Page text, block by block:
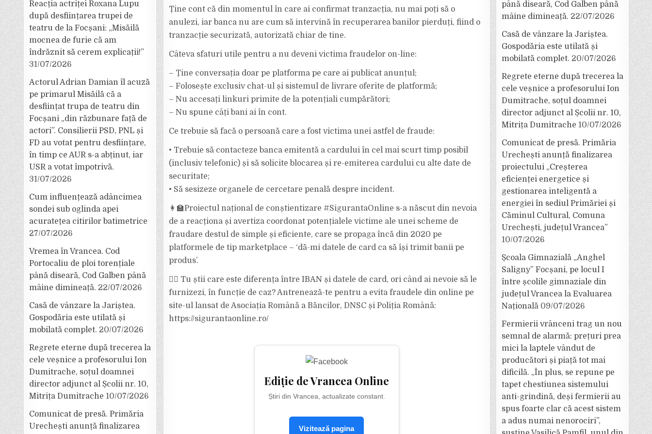
Ține cont că din momentul în care ai confirmat tranzacția, nu mai poți să o
anulezi, iar banca nu are cum să intervină în recuperarea banilor pierduți, fiind o
tranzacție securizată, autorizată chiar de tine.
Câteva sfaturi utile pentru a nu deveni victima fraudelor on-line:
– Ține conversația doar pe platforma pe care ai publicat anunțul;
– Folosește exclusiv chat-ul și sistemul de livrare oferite de platformă;
– Nu accesați linkuri primite de la potențiali cumpărători;
– Nu spune câți bani ai în cont.
Ce trebuie să facă o persoană care a fost victima unei astfel de fraude:
• Trebuie să contacteze banca emitentă a cardului în cel mai scurt timp posibil
(inclusiv telefonic) și să solicite blocarea și re-emiterea cardului cu alte date de
securitate;
• Să sesizeze organele de cercetare penală despre incident.
👩🏫Proiectul național de conștientizare #SigurantaOnline s-a născut din nevoia
de a reacționa și avertiza coordonat potențialele victime ale unei scheme de
fraudare destul de simple și eficiente, care se propaga încă din 2020 pe
platformele de tip marketplace – ‘dă-mi datele de card ca să își trimit banii pe
produs’.
🏋️‍♂️ Tu știi care este diferența între IBAN și datele de card, ori când ai nevoie să le
furnizezi, în funcție de caz? Antrenează-te pentru a evita fraudele din online pe
site-ul lansat de Asociația Română a Băncilor, DNSC și Poliția Română:
https://sigurantaonline.ro/
Ediție de Vrancea Online
Știri din Vrancea, actualizate constant.
Vizitează pagina
Reacția actriței Roxana Lupu
după desființarea trupei de
teatru de la Focșani: „Misăilă
mocnea de furie că am
îndrăznit să cerem explicații!”
31/07/2026
Actorul Adrian Damian îl acuză
pe primarul Misăilă că a
desființat trupa de teatru din
Focșani „din răzbunare față de
actori”. Consilierii PSD, PNL și
FD au votat pentru desființare,
în timp ce AUR s-a abținut, iar
USR a votat împotrivă.
31/07/2026
Cum influențează adâncimea
sondei sub oglinda apei
acuratețea citirilor batimetrice
27/07/2026
Vremea în Vrancea. Cod
Portocaliu de ploi torențiale
până diseară, Cod Galben până
mâine dimineață. 22/07/2026
Casă de vânzare la Jariștea.
Gospodăria este utilată și
mobilată complet. 20/07/2026
Regrete eterne după trecerea la
cele veșnice a profesorului Ion
Dumitrache, soțul doamnei
director adjunct al Școlii nr. 10,
Mitrița Dumitrache 10/07/2026
Comunicat de presă. Primăria
Urechești anunță finalizarea
până diseară, Cod Galben până
mâine dimineață. 22/07/2026
Casă de vânzare la Jariștea.
Gospodăria este utilată și
mobilată complet. 20/07/2026
Regrete eterne după trecerea la
cele veșnice a profesorului Ion
Dumitrache, soțul doamnei
director adjunct al Școlii nr. 10,
Mitrița Dumitrache 10/07/2026
Comunicat de presă. Primăria
Urechești anunță finalizarea
proiectului „Creșterea
eficienței energetice și
gestionarea inteligentă a
energiei în sediul Primăriei și
Căminul Cultural, Comuna
Urechești, județul Vrancea”
10/07/2026
Școala Gimnazială „Anghel
Saligny” Focșani, pe locul I
între școlile gimnaziale din
județul Vrancea la Evaluarea
Națională 09/07/2026
Fermierii vrânceni trag un nou
semnal de alarmă: prețuri prea
mici la laptele vândut de
producători și piață tot mai
dificilă. „În plus, se repune pe
tapet chestiunea sistemului
anti-grindină, deși fermierii au
spus foarte clar că acest sistem
a adus numai nenorociri”,